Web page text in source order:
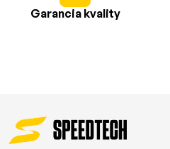
Garancia kvality